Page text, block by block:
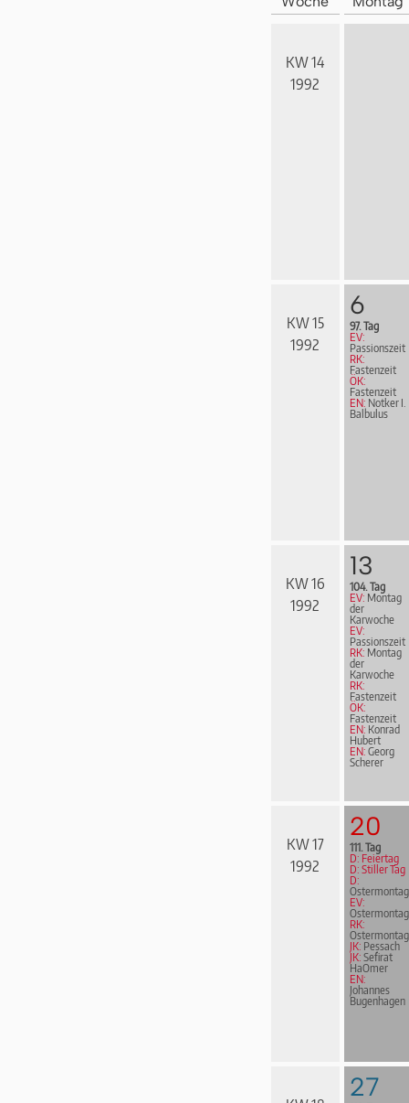
KW 14
1992
KW 15
1992
6
97. Tag
EV:
Passionszeit
RK:
Fastenzeit
ÖK:
Fastenzeit
EN: Notker I.
Balbulus
KW 16
1992
13
104. Tag
EV: Montag
der
Karwoche
EV:
Passionszeit
RK: Montag
der
Karwoche
RK:
Fastenzeit
ÖK:
Fastenzeit
EN: Konrad
Hubert
EN: Georg
Scherer
KW 17
1992
20
111. Tag
D: Feiertag
D: Stiller Tag
D:
Ostermontag
EV:
Ostermontag
RK:
Ostermontag
JK: Pessach
JK: Sefirat
HaOmer
EN:
Johannes
Bugen­ha­gen
27